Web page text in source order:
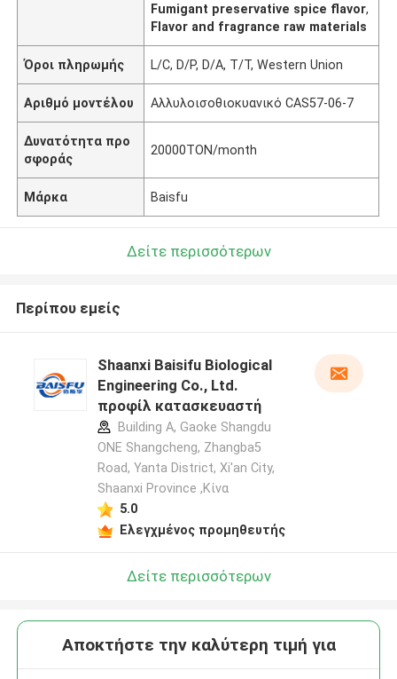
Fumigant preservative spice flavor,
Flavor and fragrance raw materials
Όροι πληρωμής L/C, D/P, D/A, T/T, Western Union
Αριθμό μοντέλου Αλλυλοισοθιοκυανικό CAS57-06-7
Δυνατότητα προ
σφοράς
20000TON/month
Μάρκα Baisfu
Δείτε περισσότερων
Περίπου εμείς
Shaanxi Baisifu Biological
Engineering Co., Ltd.
προφίλ κατασκευαστή
Building A, Gaoke Shangdu
ONE Shangcheng, Zhangba5
Road, Yanta District, Xi'an City,
Shaanxi Province ,Κίνα
5.0
Ελεγχμένος προμηθευτής
Δείτε περισσότερων
Αποκτήστε την καλύτερη τιμή για